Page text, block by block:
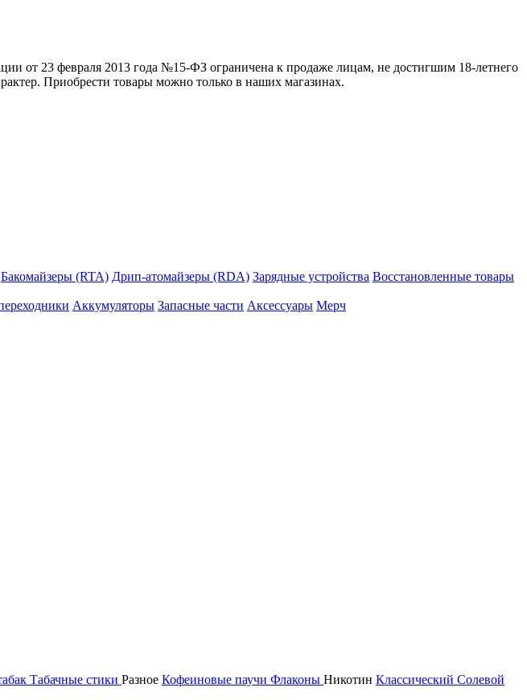
от 23 февраля 2013 года №15-ФЗ ограничена к продаже лицам, не достигшим 18-летнего
Приобрести товары можно только в наших магазинах.
Бакомайзеры (RTA) Дрип-атомайзеры (RDA) Зарядные устройства Восстановленные товары
Аккумуляторы Запасные части Аксессуары Мерч
Табачные стики Разное Кофеиновые паучи Флаконы Никотин Классический Солевой